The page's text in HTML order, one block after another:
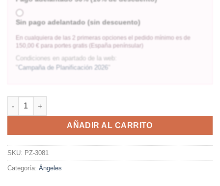
Sin pago adelantado (sin descuento)
En cualquiera de las 2 primeras opciones el pedido mínimo es de
150,00 € para portes gratis (España penínsular)
Condiciones en apartado de la web:
"Campaña de Planificación 2026 "
AÑADIR AL CARRITO
SKU: PZ-3081
Categoría: Ángeles